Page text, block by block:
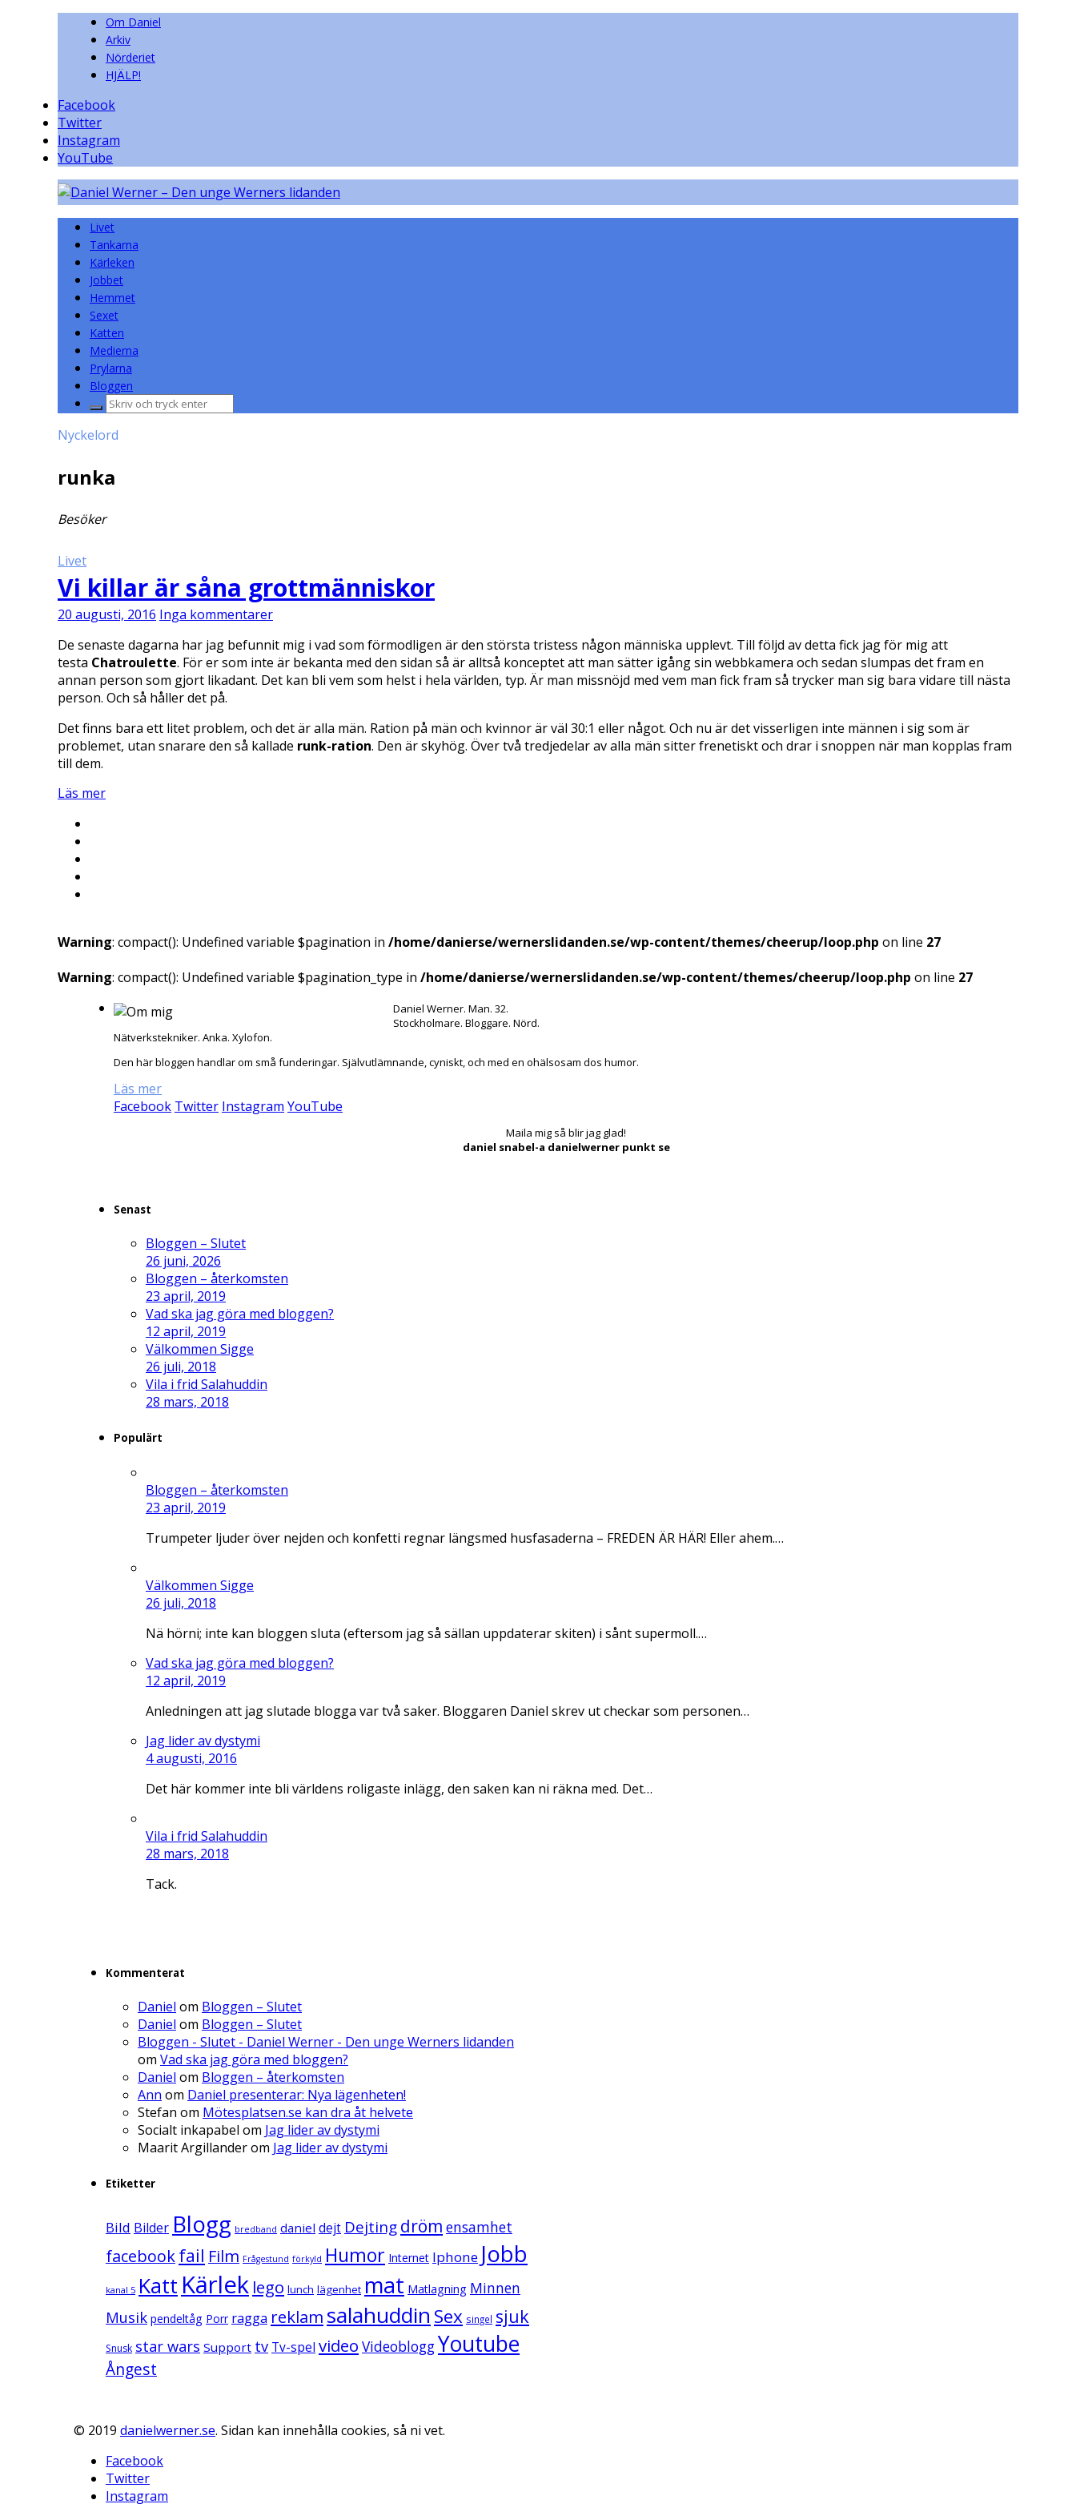
Om Daniel
Arkiv
Nörderiet
HJÄLP!
Facebook
Twitter
Instagram
YouTube
Livet
Tankarna
Kärleken
Jobbet
Hemmet
Sexet
Katten
Medierna
Prylarna
Bloggen
Sök
Nyckelord
runka
Besöker
Livet
Vi killar är såna grottmänniskor
20 augusti, 2016 Inga kommentarer
De senaste dagarna har jag befunnit mig i vad som förmodligen är den största tristess någon människa upplevt. Till följd av detta fick jag för mig att
testa Chatroulette. För er som inte är bekanta med den sidan så är alltså konceptet att man sätter igång sin webbkamera och sedan slumpas det fram en
annan person som gjort likadant. Det kan bli vem som helst i hela världen, typ. Är man missnöjd med vem man fick fram så trycker man sig bara vidare till nästa
person. Och så håller det på.
Det finns bara ett litet problem, och det är alla män. Ration på män och kvinnor är väl 30:1 eller något. Och nu är det visserligen inte männen i sig som är
problemet, utan snarare den så kallade runk-ration. Den är skyhög. Över två tredjedelar av alla män sitter frenetiskt och drar i snoppen när man kopplas fram
till dem.
Läs mer
Warning: compact(): Undefined variable $pagination in /home/danierse/wernerslidanden.se/wp-content/themes/cheerup/loop.php on line 27
Warning: compact(): Undefined variable $pagination_type in /home/danierse/wernerslidanden.se/wp-content/themes/cheerup/loop.php on line 27
Daniel Werner. Man. 32.
Stockholmare. Bloggare. Nörd.
Nätverkstekniker. Anka. Xylofon.
Den här bloggen handlar om små funderingar. Självutlämnande, cyniskt, och med en ohälsosam dos humor.
Läs mer
Facebook Twitter Instagram YouTube
Maila mig så blir jag glad!
daniel snabel-a danielwerner punkt se
Senast
Bloggen – Slutet
26 juni, 2026
Bloggen – återkomsten
23 april, 2019
Vad ska jag göra med bloggen?
12 april, 2019
Välkommen Sigge
26 juli, 2018
Vila i frid Salahuddin
28 mars, 2018
Populärt
Bloggen – återkomsten
23 april, 2019
Trumpeter ljuder över nejden och konfetti regnar längsmed husfasaderna – FREDEN ÄR HÄR! Eller ahem.…
Välkommen Sigge
26 juli, 2018
Nä hörni; inte kan bloggen sluta (eftersom jag så sällan uppdaterar skiten) i sånt supermoll.…
Vad ska jag göra med bloggen?
12 april, 2019
Anledningen att jag slutade blogga var två saker. Bloggaren Daniel skrev ut checkar som personen…
Jag lider av dystymi
4 augusti, 2016
Det här kommer inte bli världens roligaste inlägg, den saken kan ni räkna med. Det…
Vila i frid Salahuddin
28 mars, 2018
Tack.
Kommenterat
Daniel om Bloggen – Slutet
Daniel om Bloggen – Slutet
Bloggen - Slutet - Daniel Werner - Den unge Werners lidanden
om Vad ska jag göra med bloggen?
Daniel om Bloggen – återkomsten
Ann om Daniel presenterar: Nya lägenheten!
Stefan om Mötesplatsen.se kan dra åt helvete
Socialt inkapabel om Jag lider av dystymi
Maarit Argillanderom Jag lider av dystymi
Etiketter
Bild Bilder Blogg bredband daniel dejt Dejtingdröm ensamhet
facebookfail Film Frågestund förkyld Humor Internet Iphone Jobb
kanal 5 Katt Kärlek lego lunch lägenhet mat Matlagning Minnen
Musik pendeltåg Porr ragga reklam salahuddin Sex singel sjuk
Snusk star wars Support tv Tv-spel video VideobloggYoutube
Ångest
© 2019 danielwerner.se. Sidan kan innehålla cookies, så ni vet.
Facebook
Twitter
Instagram